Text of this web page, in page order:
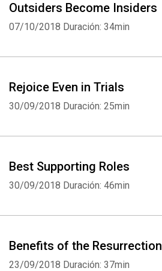
Outsiders Become Insiders
07/10/2018 Duración: 34min
Rejoice Even in Trials
30/09/2018 Duración: 25min
Best Supporting Roles
30/09/2018 Duración: 46min
Benefits of the Resurrection
23/09/2018 Duración: 37min
Whatsapp Facebook